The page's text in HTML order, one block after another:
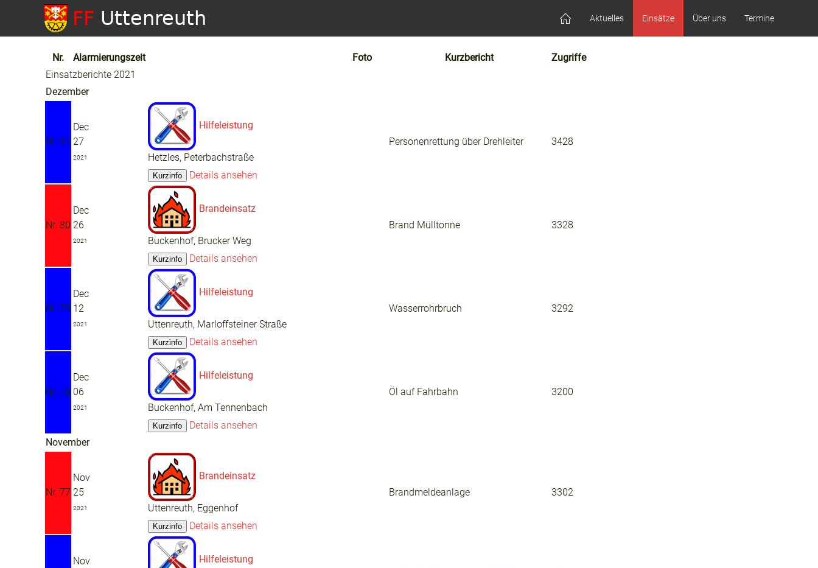
Aktuelles Einsätze Über uns Termine
Nr. Alarmierungszeit Foto Kurzbericht
Zugriffe
Einsatzberichte 2021
Dezember
Nr. 81
Dec
27
2021
Hilfeleistung
Hetzles, Peterbachstraße
Details ansehen
Personenrettung über Drehleiter 3428
Nr. 80
Dec
26
2021
Brandeinsatz
Buckenhof, Brucker Weg
Details ansehen
Brand Mülltonne 3328
Nr. 79
Dec
12
2021
Hilfeleistung
Uttenreuth, Marloffsteiner Straße
Details ansehen
Wasserrohrbruch 3292
Nr. 78
Dec
06
2021
Hilfeleistung
Buckenhof, Am Tennenbach
Details ansehen
Öl auf Fahrbahn 3200
November
Nr. 77
Nov
25
2021
Brandeinsatz
Uttenreuth, Eggenhof
Details ansehen
Brandmeldeanlage 3302
Nov
Hilfeleistung